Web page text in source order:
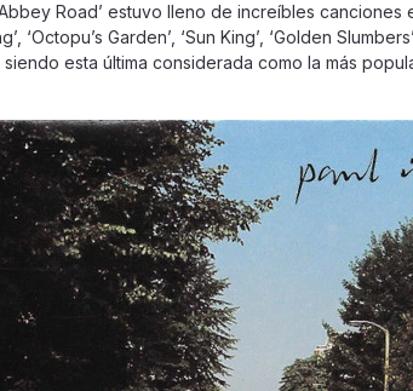
Road’ estuvo lleno de increíbles
‘Octopu’s Garden’, ‘Sun King’, ‘Golden
siendo esta última considerada como la más